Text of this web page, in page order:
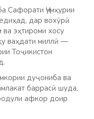
Сафорати Ҷумҳурии
дар вохӯрӣ
эҳтироми хосу
ваҳдати миллӣ —
Тоҷикистон
дуҷониба ва
баррасӣ шуда,
афкор доир